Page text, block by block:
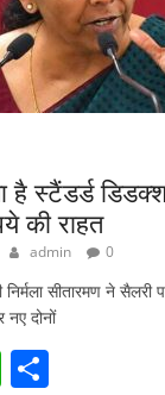
है स्टैंडर्ड
की राहत
admin 0
सीतारमण ने सैलरी
दोनों
W S